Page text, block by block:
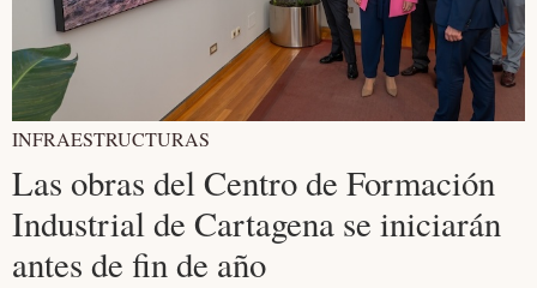
INFRAESTRUCTURAS
Las obras del Centro de Formación
Industrial de Cartagena se iniciarán
antes de fin de año